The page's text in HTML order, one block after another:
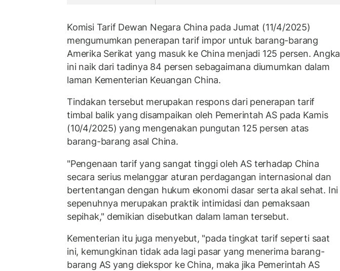
Komisi Tarif Dewan Negara China pada Jumat (11/4/2025)
mengumumkan penerapan tarif impor untuk barang-barang
Amerika Serikat yang masuk ke China menjadi 125 persen. Angka
ini naik dari tadinya 84 persen sebagaimana diumumkan dalam
laman Kementerian Keuangan China.
Tindakan tersebut merupakan respons dari penerapan tarif
timbal balik yang disampaikan oleh Pemerintah AS pada Kamis
(10/4/2025) yang mengenakan pungutan 125 persen atas
barang-barang asal China.
"Pengenaan tarif yang sangat tinggi oleh AS terhadap China
secara serius melanggar aturan perdagangan internasional dan
bertentangan dengan hukum ekonomi dasar serta akal sehat. Ini
sepenuhnya merupakan praktik intimidasi dan pemaksaan
sepihak," demikian disebutkan dalam laman tersebut.
Kementerian itu juga menyebut, "pada tingkat tarif seperti saat
ini, kemungkinan tidak ada lagi pasar yang menerima barang-
barang AS yang diekspor ke China, maka jika Pemerintah AS